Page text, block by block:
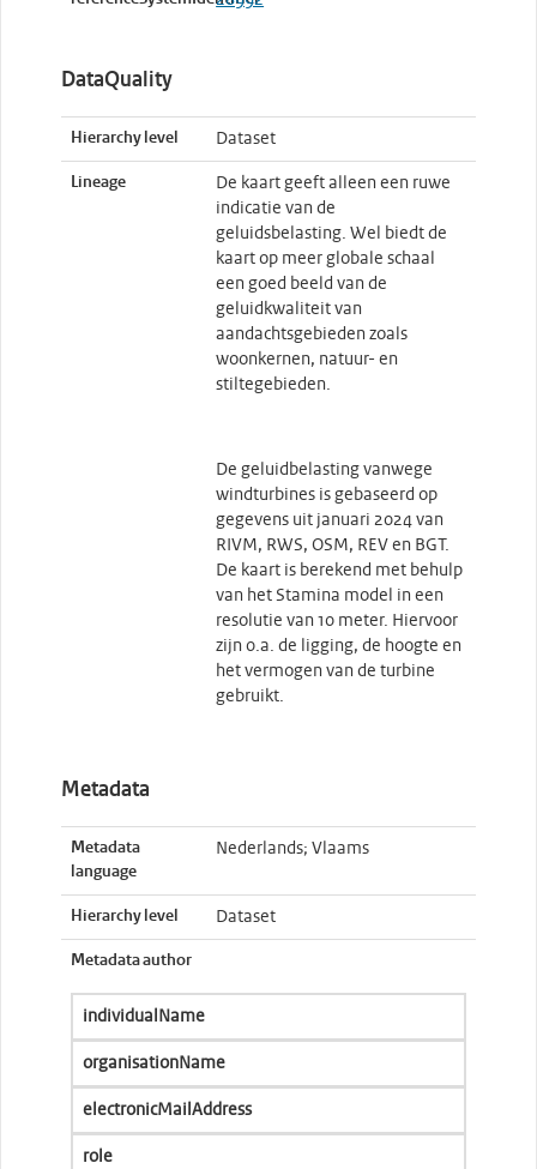
DataQuality
Hierarchy level Dataset
Lineage
De kaart geeft alleen een ruwe
indicatie van de
geluidsbelasting. Wel biedt de
kaart op meer globale schaal
een goed beeld van de
geluidkwaliteit van
aandachtsgebieden zoals
woonkernen, natuur- en
stiltegebieden.
De geluidbelasting vanwege
windturbines is gebaseerd op
gegevens uit januari 2024 van
RIVM, RWS, OSM, REV en BGT.
De kaart is berekend met behulp
van het Stamina model in een
resolutie van 10 meter. Hiervoor
zijn 0.a. de ligging, de hoogte en
het vermogen van de turbine
gebruikt.
Metadata
Metadata
language
Nederlands; Vlaams
Hierarchy level Dataset
Metadata author
individualName
organisationName
electronicMailAddress
role